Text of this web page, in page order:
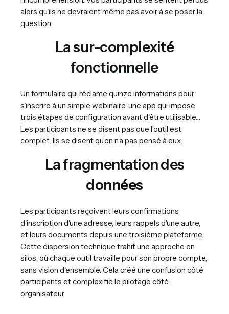
alors qu'ils ne devraient même pas avoir à se poser la
question.
La sur-complexité
fonctionnelle
Un formulaire qui réclame quinze informations pour
s'inscrire à un simple webinaire, une app qui impose
trois étapes de configuration avant d'être utilisable…
Les participants ne se disent pas que l’outil est
complet. Ils se disent qu’on n’a pas pensé à eux.
La fragmentation des
données
Les participants reçoivent leurs confirmations
d'inscription d'une adresse, leurs rappels d'une autre,
et leurs documents depuis une troisième plateforme.
Cette dispersion technique trahit une approche en
silos, où chaque outil travaille pour son propre compte,
sans vision d'ensemble. Cela créé une confusion côté
participants et complexifie le pilotage côté
organisateur.